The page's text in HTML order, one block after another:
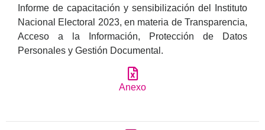
Informe de capacitación y sensibilización del Instituto
Nacional Electoral 2023, en materia de Transparencia,
Acceso a la Información, Protección de Datos
Personales y Gestión Documental.
Anexo